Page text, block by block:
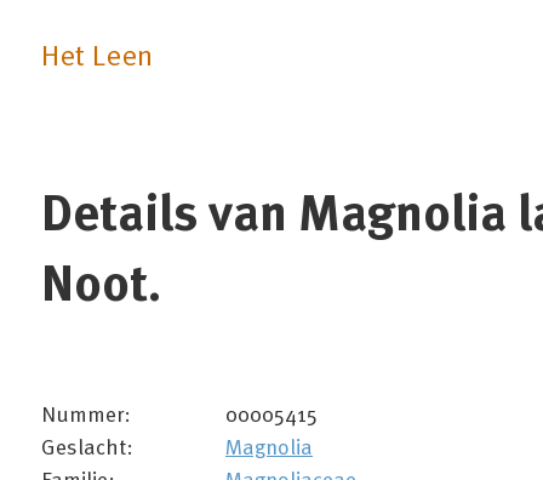
Het Leen
Details van Magnolia
Noot.
Nummer:
00005415
Geslacht:
Magnolia